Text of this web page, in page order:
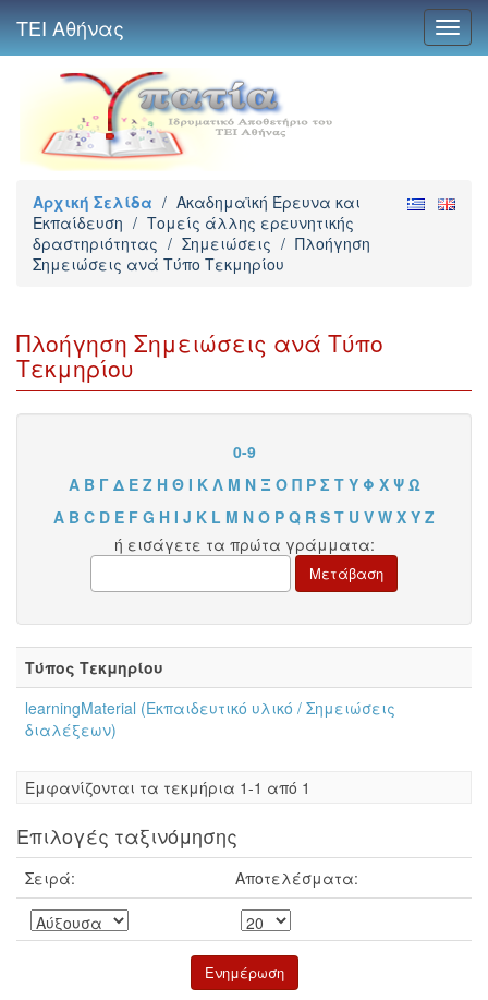
ΤΕΙ Αθήνας
Αρχική Σελίδα / Ακαδημαϊκή Έρευνα και
Εκπαίδευση / Τομείς άλλης ερευνητικής
δραστηριότητας / Σημειώσεις / Πλοήγηση
Σημειώσεις ανά Τύπο Τεκμηρίου
Πλοήγηση Σημειώσεις ανά Τύπο
Τεκμηρίου
0-9
Α Β Γ Δ Ε Ζ Η Θ Ι Κ Λ Μ Ν Ξ Ο Π Ρ Σ Τ Υ Φ Χ Ψ Ω
A B C D E F G H I J K L M N O P Q R S T U V W X Y Z
ή εισάγετε τα πρώτα γράμματα:
Τύπος Τεκμηρίου
learningMaterial (Εκπαιδευτικό υλικό / Σημειώσεις
διαλέξεων)
Eμφανίζονται τα τεκμήρια 1-1 από 1
Επιλογές ταξινόμησης
Σειρά: Αποτελέσματα: